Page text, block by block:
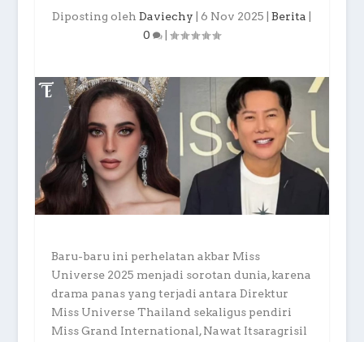
Diposting olehDaviechy |6 Nov 2025 |Berita
0
|
Baru-baru ini perhelatan akbar Miss
Universe 2025 menjadi sorotan dunia, karena
drama panas yang terjadi antara Direktur
Miss Universe Thailand sekaligus pendiri
Miss Grand International, Nawat Itsaragrisil